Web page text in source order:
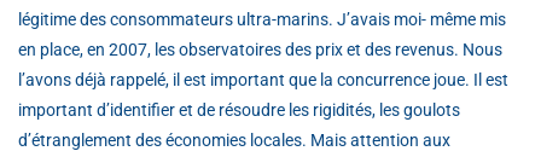
légitime des consommateurs ultra-marins. J’avais moi- même mis
en place, en 2007, les observatoires des prix et des revenus. Nous
l’avons déjà rappelé, il est important que la concurrence joue. Il est
important d’identifier et de résoudre les rigidités, les goulots
d’étranglement des économies locales. Mais attention aux